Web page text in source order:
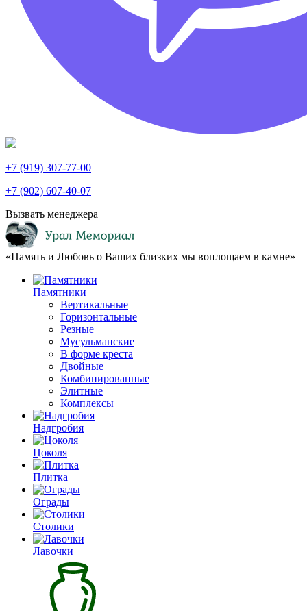
+7 (919) 307-77-00
+7 (902) 607-40-07
Вызвать менеджера
«Память и Любовь о Ваших близких мы воплощаем в камне»
Памятники
Вертикальные
Горизонтальные
Резные
Мусульманские
В форме креста
Двойные
Комбинированные
Элитные
Комплексы
Надгробия
Цоколя
Плитка
Ограды
Столики
Лавочки